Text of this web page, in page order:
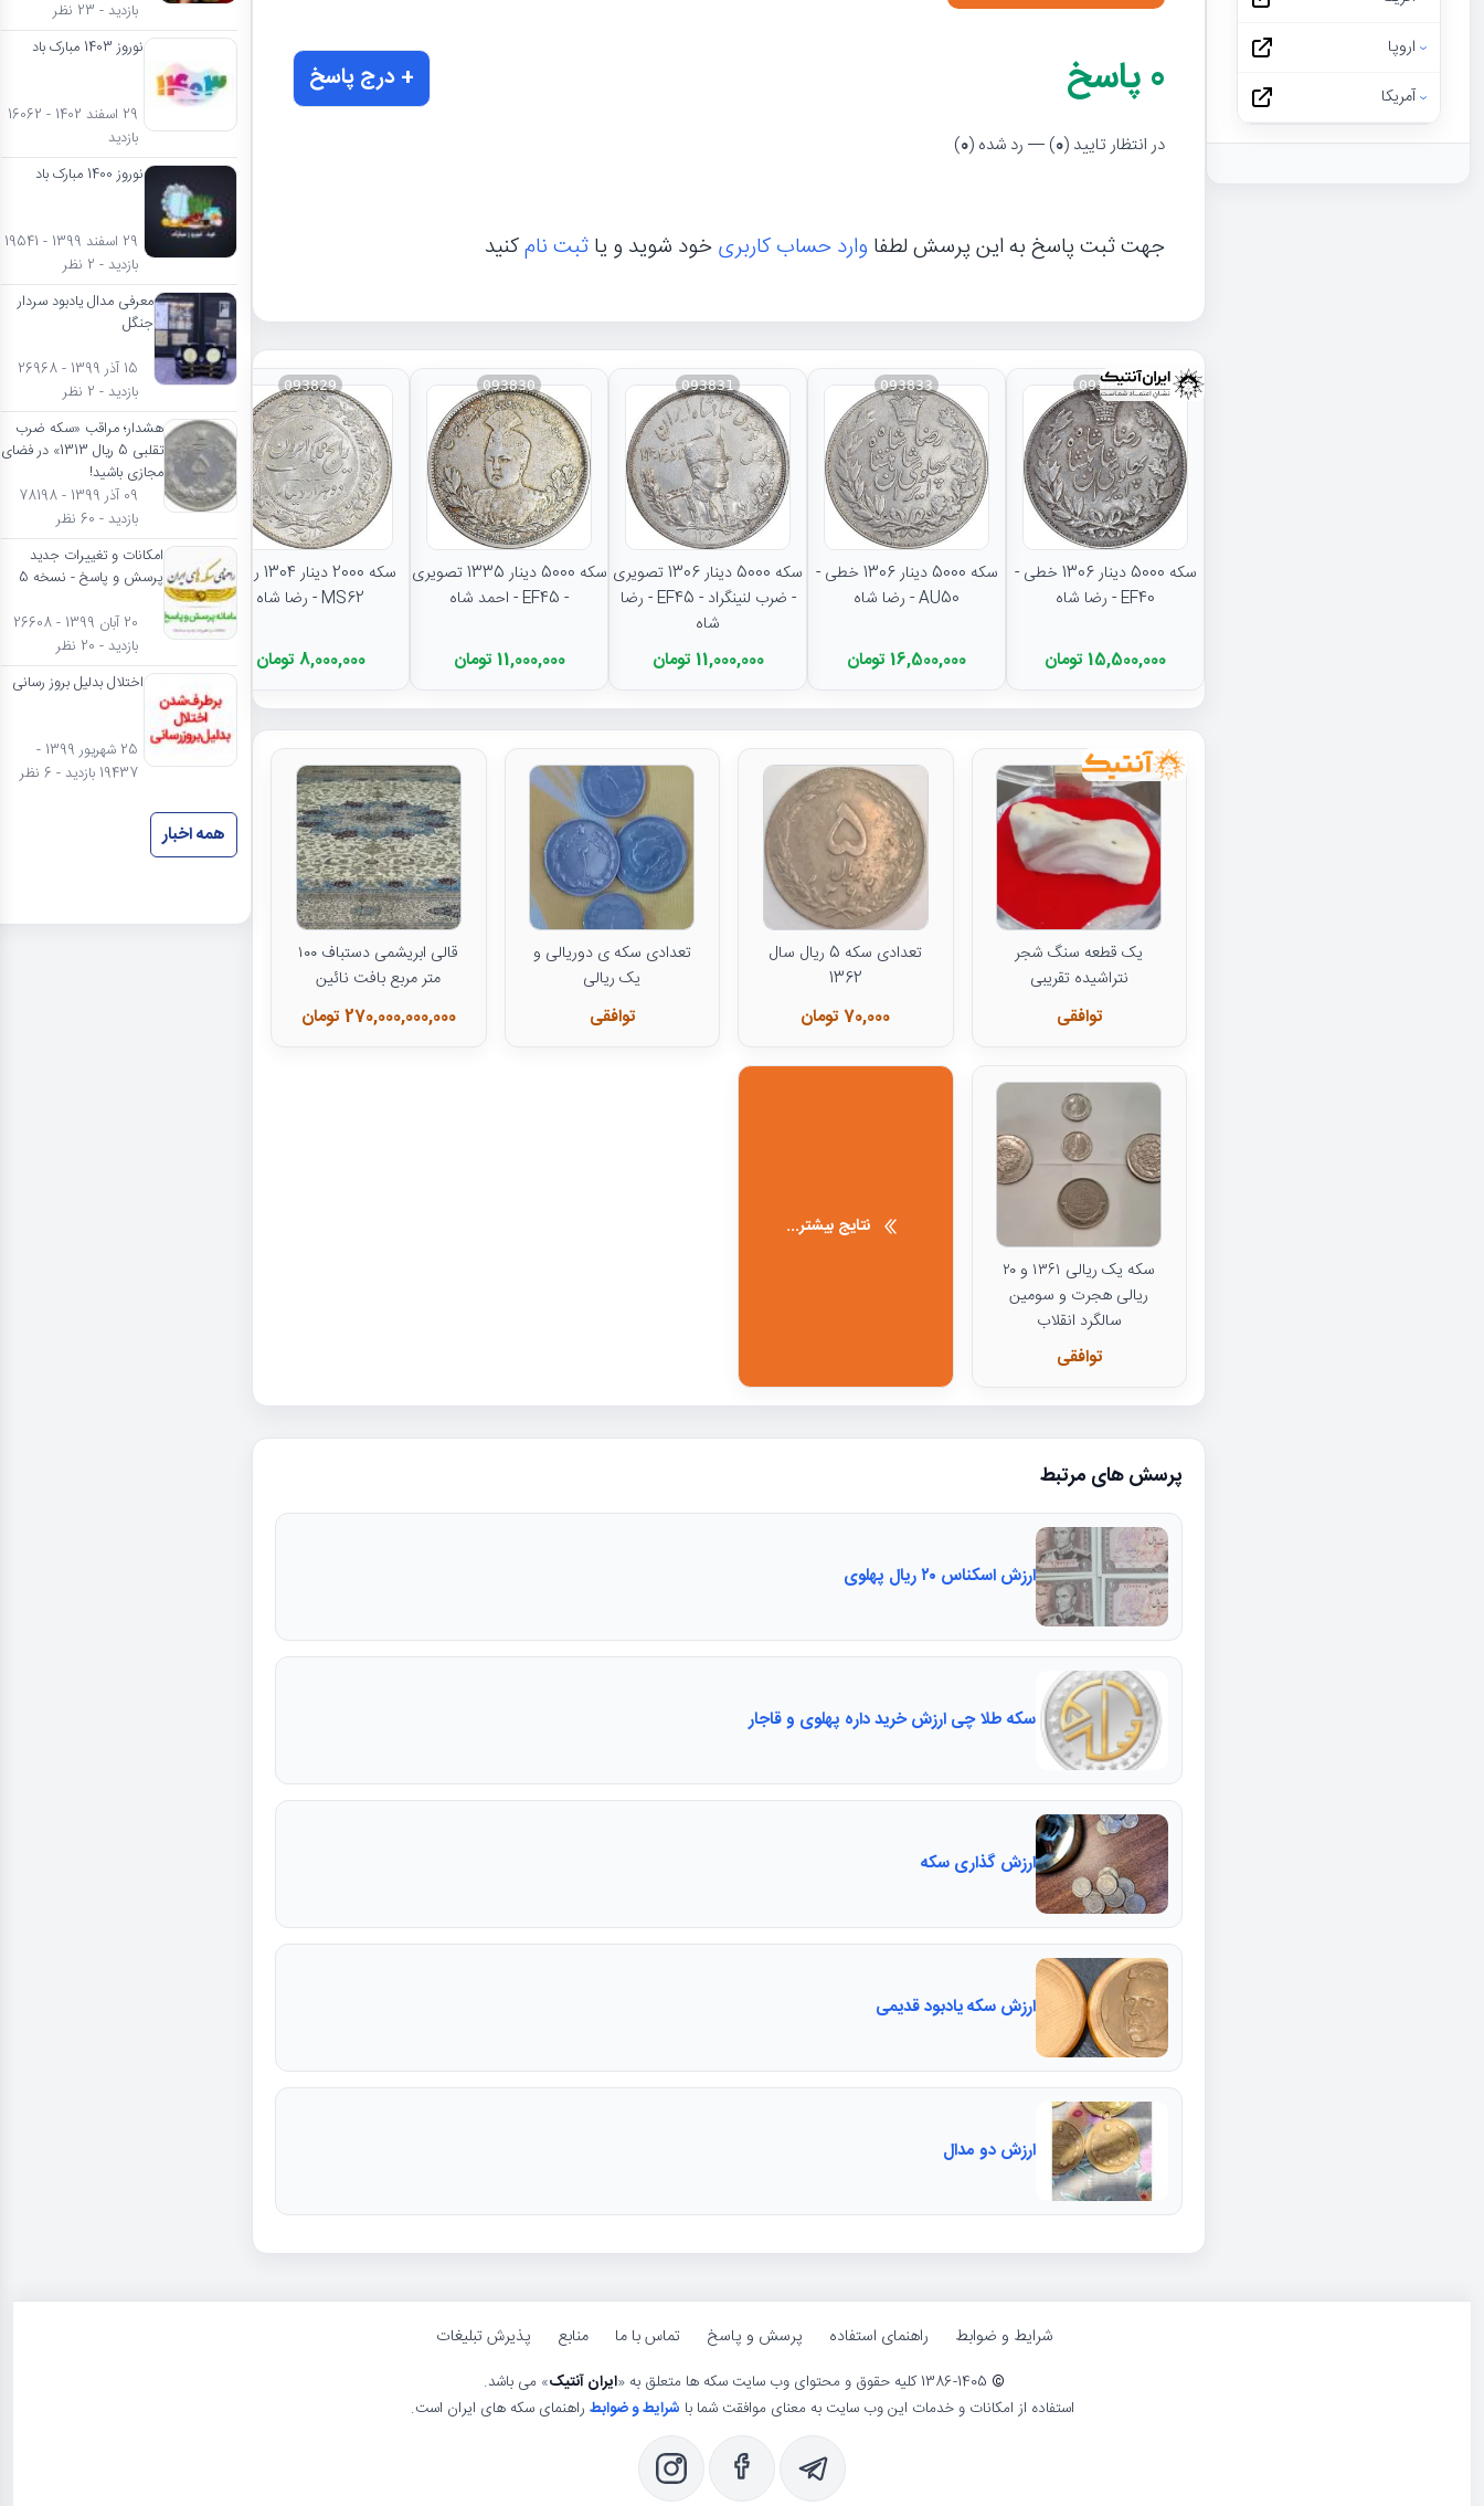
0پاسخ + درج پاسخ
در انتظار تایید (0) — رد شده (0
)
جهت ثبت پاسخ به این پرسش لطفا وارد حساب کاربریخود شوید و یاثبت نامکنید
093834
سکه 5000 دینار 1306 خطی -
EF40 - رضا شاه
15,500,000 تومان
093833
سکه 5000 دینار 1306 خطی -
AU50 - رضا شاه
16,500,000 تومان
093831
سکه 5000 دینار 1306 تصویری
- ضرب لنینگراد - EF45 - رضا
شاه
11,000,000 تومان
093830
سکه 5000 دینار 1335 تصویری
- EF45 - احمد شاه
11,000,000 تومان
093829
سکه 2000 دینار 1304 رایج -
MS62 - رضا شاه
8,000,000 تومان
نتایج بیشتر...
یک قطعه سنگ شجر
نتراشیده تقریبی
توافقی
تعدادی سکه 5 ریال سال
1362
70,000 تومان
تعدادی سکه ی دوریالی و
یک ریالی
توافقی
قالی ابریشمی دستباف ۱۰۰
متر مربع بافت نائین
270,000,000,000 تومان
سکه یک ریالی ۱۳۶۱ و ۲۰
ریالی هجرت و سومین
سالگرد انقلاب
توافقی
نتایج بیشتر...
پرسش های مرتبط
ارزش اسکناس ۲۰ ریال پهلوی
سکه طلا چی ارزش خرید داره پهلوی و قاجار
ارزش گذاری سکه
ارزش سکه یادبود قدیمی
ارزش دو مدال
بازدید - 23 نظر
نوروز 1403 مبارک باد
29 اسفند 1402 - 16062
بازدید
نوروز 1400 مبارک باد
29 اسفند 1399 - 19541
بازدید - 2 نظر
معرفی مدال یادبود سردار
جنگل
15 آذر 1399 - 26968
بازدید - 2 نظر
هشدار؛ مراقب «سکه ضرب
تقلبی 5 ریال 1313» در فضای
مجازی باشید!
09 آذر 1399 - 78198
بازدید - 60 نظر
امکانات و تغییرات جدید
پرسش و پاسخ - نسخه 5
20 آبان 1399 - 26608
بازدید - 20 نظر
اختلال بدلیل بروز رسانی
25 شهریور 1399 -
19437 بازدید - 6 نظر
همه اخبار
اروپا
آمریکا
شرایط و ضوابط راهنمای استفاده پرسش و پاسخ تماس با ما منابع پذیرش تبلیغات
© ایران آنتیک» می باشد.
استفاده از امکانات و خدمات این وب سایت به معنای موافقت شما با شرایط و ضوابط راهنمای سکه های ایران است.